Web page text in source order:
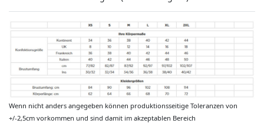
Wenn nicht anders angegeben können produktionsseitige Toleranzen von
+/-2,5cm vorkommen und sind damit im akzeptablen Bereich